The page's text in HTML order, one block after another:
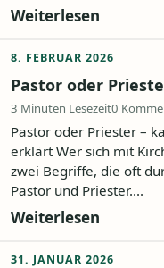
Weiterlesen
8. FEBRUAR 2026
Pastor oder
3 Minuten Lesezeit0
Pastor oder Priester –
erklärt Wer sich mit
zwei Begriffe, die oft
Pastor und Priester....
Weiterlesen
31. JANUAR 2026